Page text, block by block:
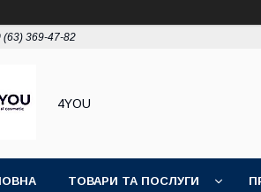
(63) 369-47-82
4YOU
ТОВАРИ ТА ПОСЛУГИ